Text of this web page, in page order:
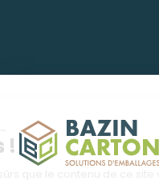
Salut c'est nous...
les Cookies !